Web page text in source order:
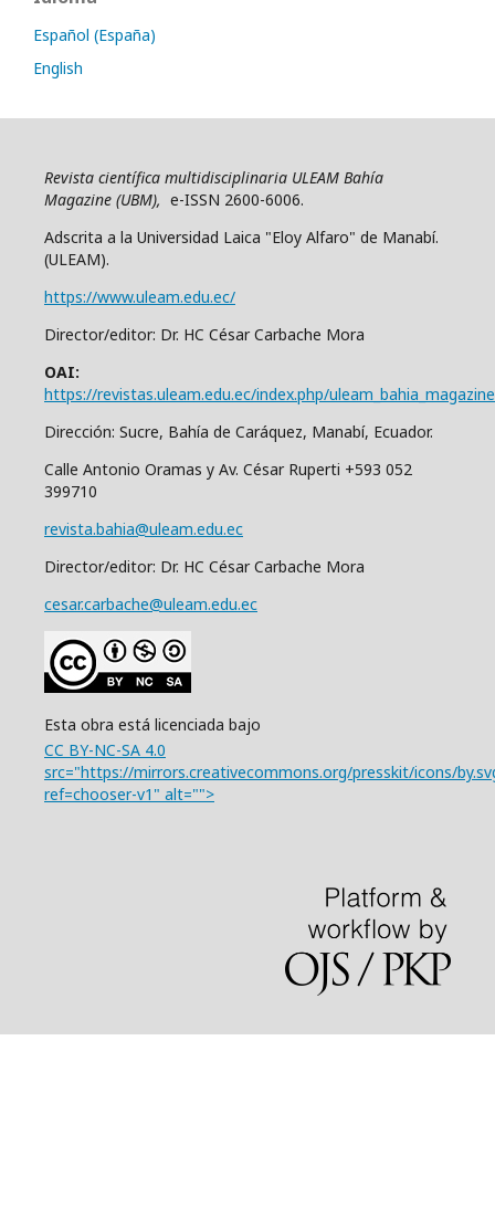
Español (España)
English
Revista científica multidisciplinaria ULEAM Bahía
Magazine (UBM), e-ISSN 2600-6006.
Adscrita a la Universidad Laica "Eloy Alfaro" de Manabí.
(ULEAM).
https://www.uleam.edu.ec/
Director/editor: Dr. HC César Carbache Mora
OAI:
https://revistas.uleam.edu.ec/index.php/
Dirección: Sucre, Bahía de Caráquez, Manabí, Ecuador.
Calle Antonio Oramas y Av. César Ruperti +593 052
399710
revista.bahia@uleam.edu.ec
Director/editor: Dr. HC César Carbache Mora
cesar.carbache@uleam.edu.ec
Esta obra está licenciada bajo
CC BY-NC-SA 4.0
src="https://mirrors.creativecommons.org/presskit/icons/
ref=chooser-v1" alt="">